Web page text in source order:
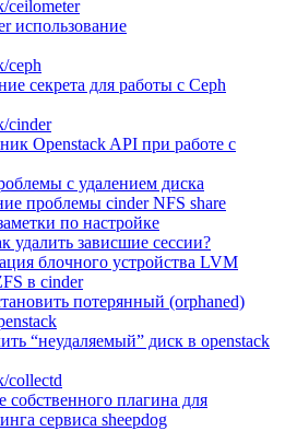
ceilometer
использование
ceph
секрета для работы с Ceph
cinder
Openstack API при работе с
с удалением диска
проблемы cinder NFS share
по настройке
удалить зависшие сессии?
блочного устройства LVM
в cinder
потерянный (orphaned)
“неудаляемый” диск в openstack
collectd
собственного плагина для
сервиса sheepdog